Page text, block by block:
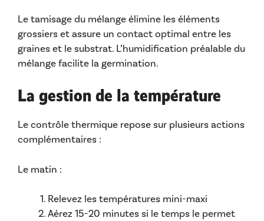
Le tamisage du mélange élimine les éléments
grossiers et assure un contact optimal entre les
graines et le substrat. L’humidification préalable du
mélange facilite la germination.
La gestion de la température
Le contrôle thermique repose sur plusieurs actions
complémentaires :
Le matin :
Relevez les températures mini-maxi
Aérez 15-20 minutes si le temps le permet